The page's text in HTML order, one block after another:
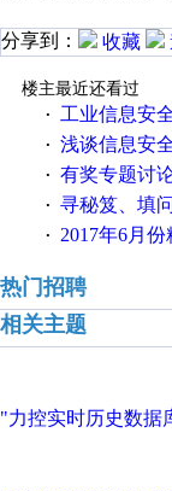
分享到： 收藏
楼主最近还看过
·
工业信息安
· 浅谈信息安
· 有奖专题讨论：面对
· 寻秘笈、填
· 2017年6月
热门招聘
相关主题
"力控实时历史数据